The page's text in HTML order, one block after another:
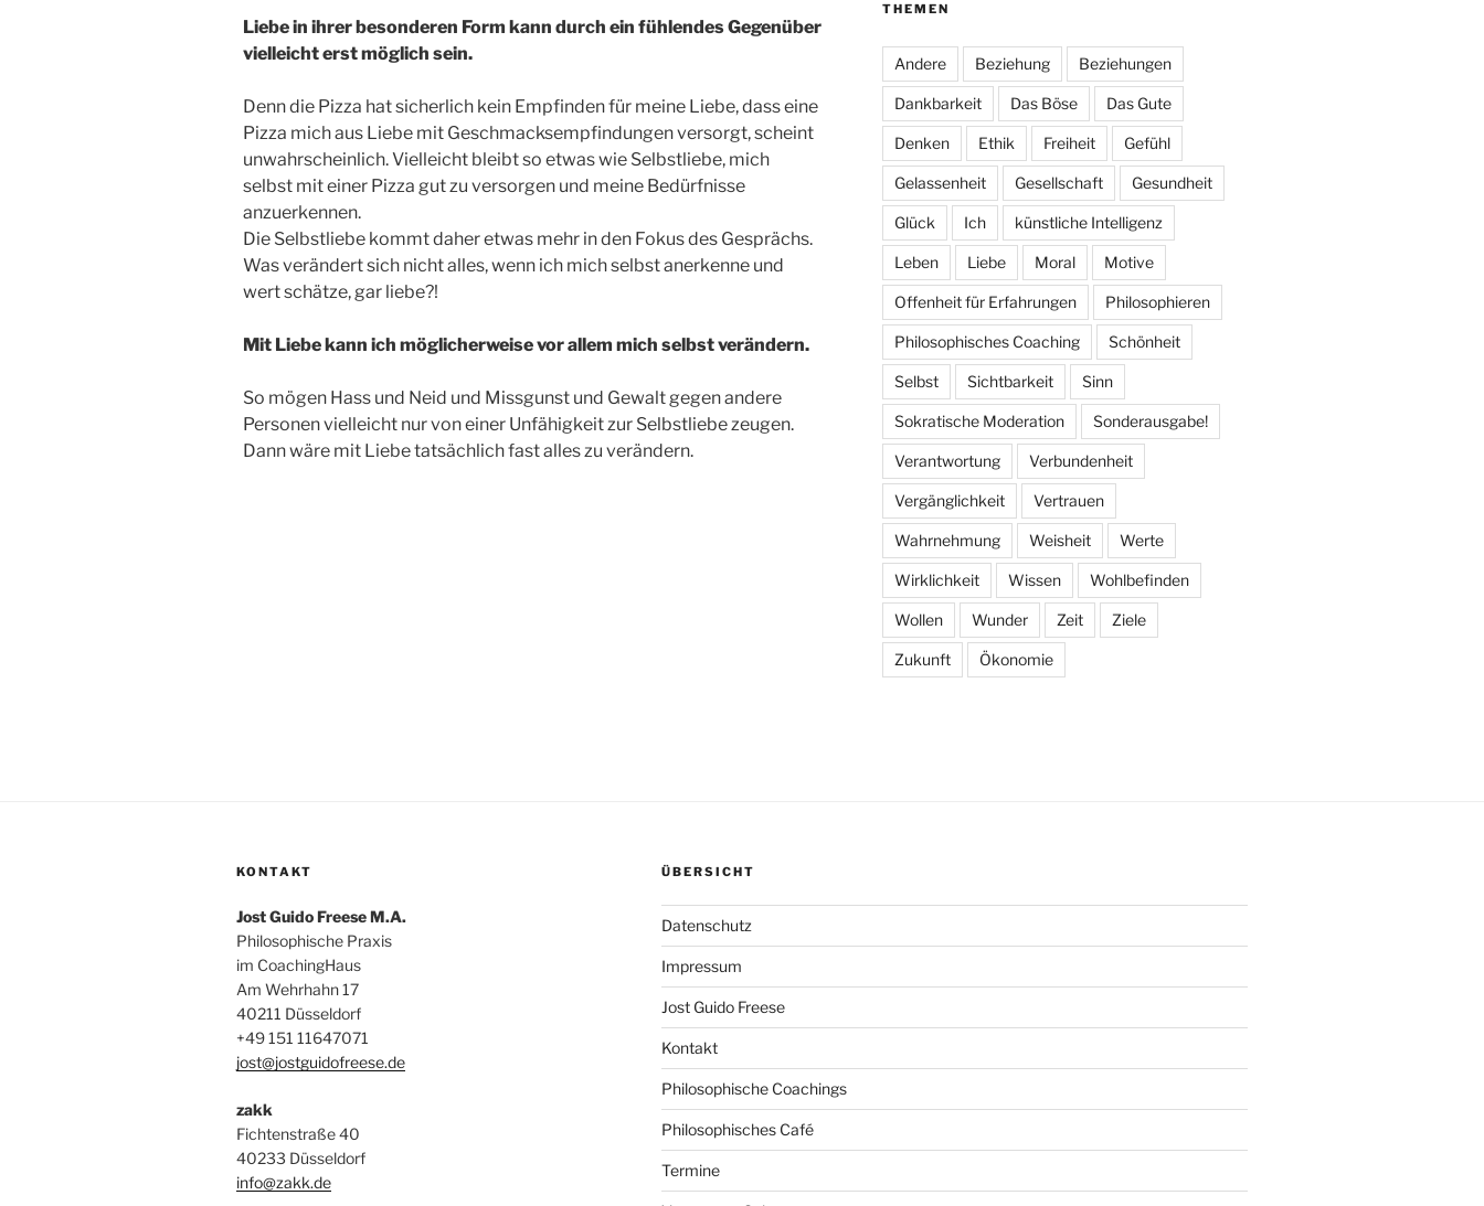
Liebe in ihrer besonderen Form kann durch ein fühlendes Gegenüber
vielleicht erst möglich sein.
Denn die Pizza hat sicherlich kein Empfinden für meine Liebe, dass eine
Pizza mich aus Liebe mit Geschmacksempfindungen versorgt, scheint
unwahrscheinlich. Vielleicht bleibt so etwas wie Selbstliebe, mich
selbst mit einer Pizza gut zu versorgen und meine Bedürfnisse
anzuerkennen.
Die Selbstliebe kommt daher etwas mehr in den Fokus des Gesprächs.
Was verändert sich nicht alles, wenn ich mich selbst anerkenne und
wert schätze, gar liebe?!
Mit Liebe kann ich möglicherweise vor allem mich selbst verändern.
So mögen Hass und Neid und Missgunst und Gewalt gegen andere
Personen vielleicht nur von einer Unfähigkeit zur Selbstliebe zeugen.
Dann wäre mit Liebe tatsächlich fast alles zu verändern.
THEMEN
Andere Beziehung Beziehungen
Dankbarkeit Das Böse Das Gute
Denken Ethik Freiheit Gefühl
Gelassenheit Gesellschaft Gesundheit
Glück Ich künstliche Intelligenz
Leben Liebe Moral Motive
Offenheit für Erfahrungen Philosophieren
Philosophisches Coaching Schönheit
Selbst Sichtbarkeit Sinn
Sokratische Moderation Sonderausgabe!
Verantwortung Verbundenheit
Vergänglichkeit Vertrauen
Wahrnehmung Weisheit Werte
Wirklichkeit Wissen Wohlbefinden
Wollen Wunder Zeit Ziele
Zukunft Ökonomie
KONTAKT
Jost Guido Freese M.A.
Philosophische Praxis
im CoachingHaus
Am Wehrhahn 17
40211 Düsseldorf
+49 151 11647071
jost@jostguidofreese.de
zakk
Fichtenstraße 40
40233 Düsseldorf
info@zakk.de
ÜBERSICHT
Datenschutz
Impressum
Jost Guido Freese
Kontakt
Philosophische Coachings
Philosophisches Café
Termine